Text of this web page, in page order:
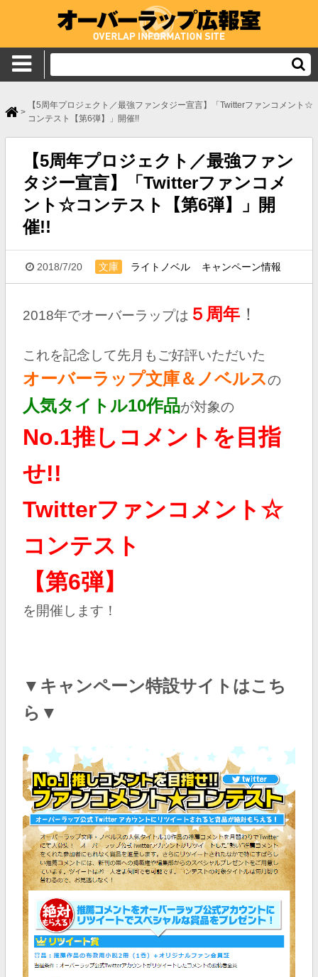
>
【5周年プロジェクト／最強ファンタジー宣言】「Twitterファンコメント☆
コンテスト【第6弾】」開催!!
【5周年プロジェクト／最強ファン
タジー宣言】「Twitterファンコメ
ント☆コンテスト【第6弾】」開
催!!
2018/7/20 文庫 ライトノベル キャンペーン情報
2018年でオーバーラップは ５周年！
これを記念して先月もご好評いただいた
オーバーラップ文庫＆ノベルスの
人気タイトル10作品が対象の
No.1推しコメントを目指
せ!!
Twitterファンコメント☆
コンテスト
【第6弾】
を開催します！
▼キャンペーン特設サイトはこち
ら▼